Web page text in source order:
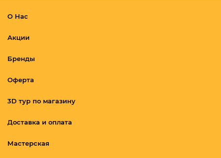
О Нас
Акции
Бренды
Оферта
3D тур по магазину
Доставка и оплата
Мастерская